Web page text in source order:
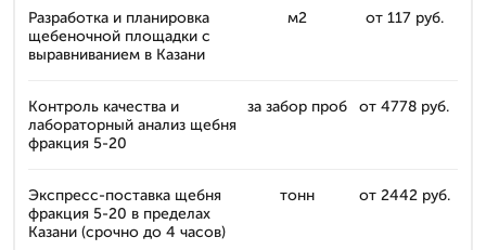
Разработка и планировка
щебеночной площадки с
выравниванием в Казани
м2 от 117 руб.
Контроль качества и
лабораторный анализ щебня
фракция 5-20
за забор проб от 4778 руб.
Экспресс-поставка щебня
фракция 5-20 в пределах
Казани (срочно до 4 часов)
тонн от 2442 руб.